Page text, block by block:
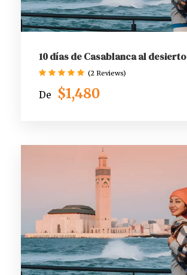
10 días de Casablanca al desierto
De $1,480
(2 Reviews)